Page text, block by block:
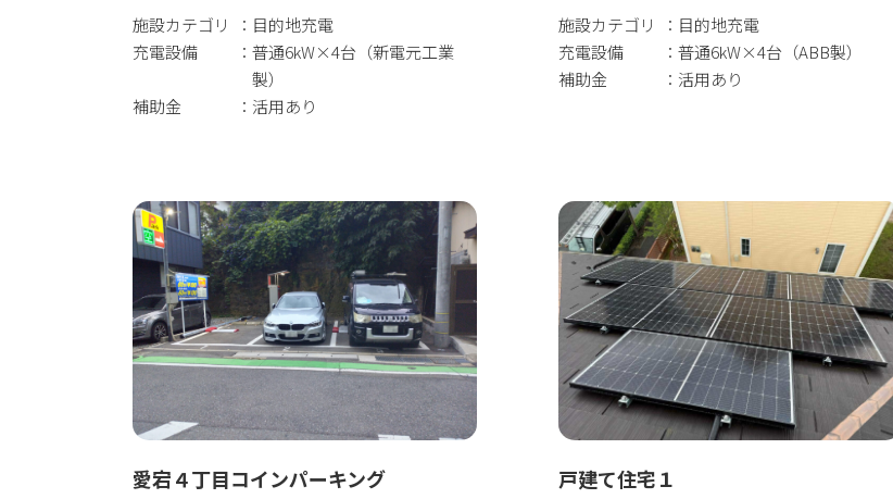
施設カテゴリ
目的地充電
充電設備
普通6kW×4台（新電元工業
製）
補助金
活用あり
施設カテゴリ
目的地充電
充電設備
普通6kW×4台（ABB製）
補助金
活用あり
愛宕４丁目コインパーキング 戸建て住宅１